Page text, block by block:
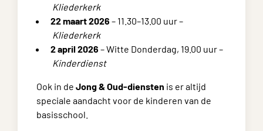
Kliederkerk
22 maart 2026 – 11.30–13.00 uur –
Kliederkerk
2 april 2026 – Witte Donderdag, 19.00 uur –
Kinderdienst
Ook in de Jong & Oud-diensten is er altijd
speciale aandacht voor de kinderen van de
basisschool.